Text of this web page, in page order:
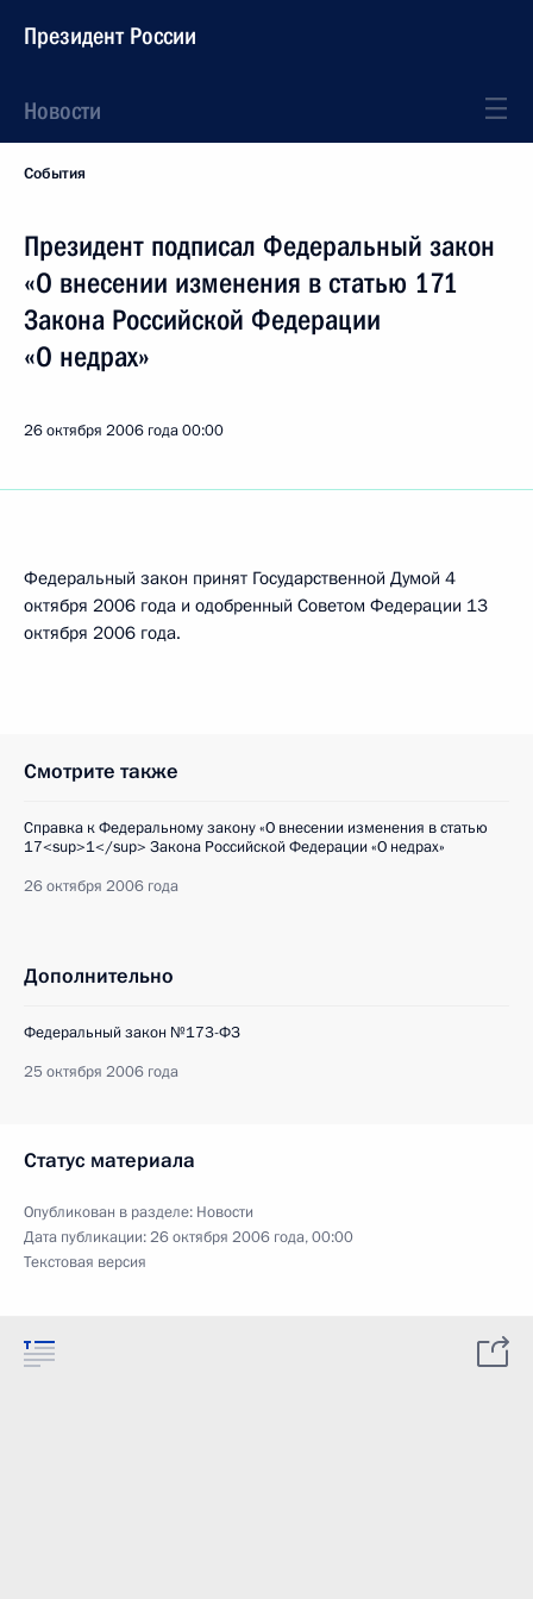
Президент России
Новости
События
Президент подписал Федеральный закон
«О внесении изменения в статью 171
Закона Российской Федерации
«О недрах»
26 октября 2006 года00:00
Федеральный закон принят Государственной Думой 4
октября 2006 года и одобренный Советом Федерации 13
октября 2006 года.
Смотрите также
Справка к Федеральному закону «О внесении изменения в статью
17<sup>1</sup> Закона Российской Федерации «О недрах»
26 октября 2006 года
Дополнительно
Федеральный закон №173-ФЗ
25 октября 2006 года
Статус материала
Опубликован в разделе: Новости
Дата публикации:26 октября 2006 года, 00:00
Текстовая версия